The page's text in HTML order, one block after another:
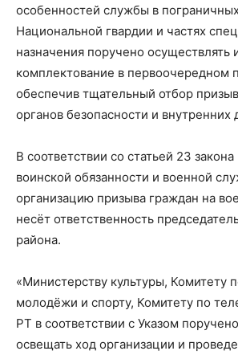
особенностей службы в
Национальной гвардии и частях
назначения поручено осуществлять
комплектование в первоочередном
обеспечив тщательный отбор
органов безопасности и внутренних
В соответствии со статьей 23
воинской обязанности и военной
организацию призыва граждан на
несёт ответственность
района.
«Министерству культуры, Комитету
молодёжи и спорту, Комитету по
РТ в соответствии с Указом
освещать ход организации и